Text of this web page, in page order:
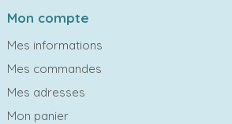
Mon compte
Mes informations
Mes commandes
Mes adresses
Mon panier